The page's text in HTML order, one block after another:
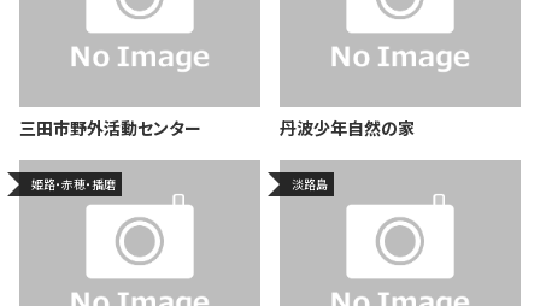
三田市野外活動センター 丹波少年自然の家
姫路・赤穂・播磨 淡路島